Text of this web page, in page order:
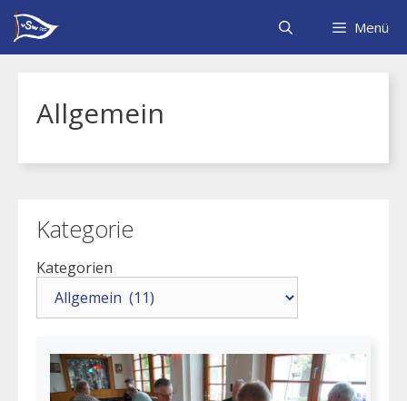
Zum
Inhalt
springen
Menü
Allgemein
Kategorie
Kategorien